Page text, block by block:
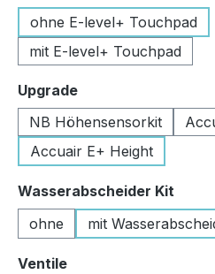
ohne E-level+ Touchpad
mit E-level+ Touchpad
Upgradeauswählen
NB Höhensensorkit
Accuair E+ Height
Wasserabscheider Kit
ohne
mit
Ventileauswählen